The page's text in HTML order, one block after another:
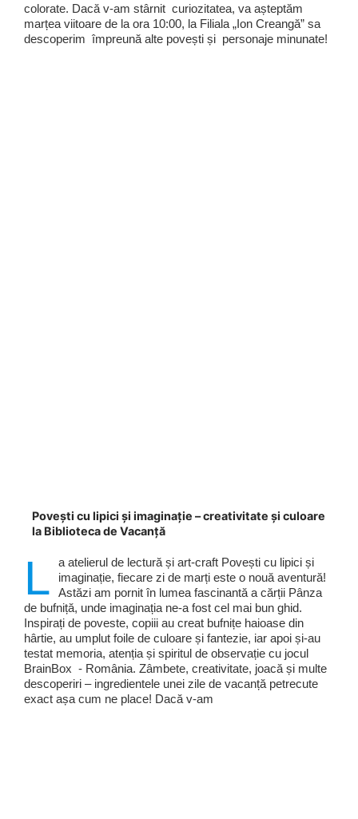
colorate. Dacă v-am stârnit curiozitatea, va așteptăm
marțea viitoare de la ora 10:00, la Filiala „Ion Creangă” sa
descoperim împreună alte povești și personaje minunate!
Povești cu lipici și imaginație – creativitate și culoare
la Biblioteca de Vacanță
L
a atelierul de lectură și art-craft Povești cu lipici și
imaginație, fiecare zi de marți este o nouă aventură!
Astăzi am pornit în lumea fascinantă a cărții Pânza
de bufniță, unde imaginația ne-a fost cel mai bun ghid.
Inspirați de poveste, copiii au creat bufnițe haioase din
hârtie, au umplut foile de culoare și fantezie, iar apoi și-au
testat memoria, atenția și spiritul de observație cu jocul
BrainBox - România. Zâmbete, creativitate, joacă și multe
descoperiri – ingredientele unei zile de vacanță petrecute
exact așa cum ne place! Dacă v-am